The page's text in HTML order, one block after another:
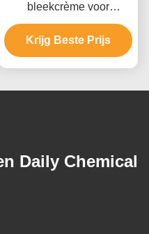
bleekcrème voor
haarkleur met
ammoniumhydroxide
Krijg Beste Prijs
Daily Chemical